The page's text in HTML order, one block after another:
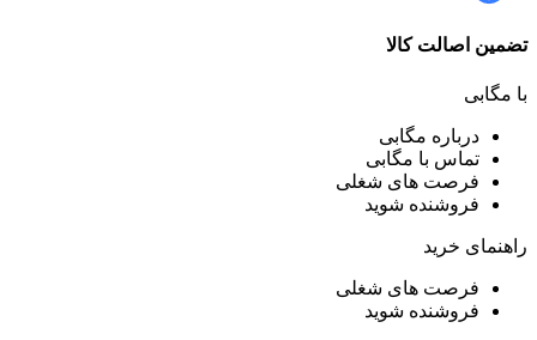
تضمین اصالت کالا
با مگابی
درباره مگابی
تماس با مگابی
فرصت های شغلی
فروشنده شوید
راهنمای خرید
فرصت های شغلی
فروشنده شوید